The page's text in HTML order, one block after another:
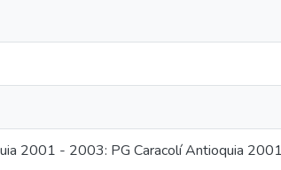
2001 - 2003: PG Caracolí Antioquia